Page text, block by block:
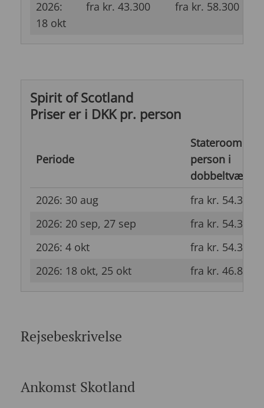
2026:
18 okt
fra kr. 43.300 fra kr. 58.300
Spirit of Scotland
Priser er i DKK pr. person
Periode
Stateroom pr.
person i
2026: 30 aug
fra kr. 54.300
2026: 20 sep, 27 sep
fra kr. 54.300
2026: 4 okt
fra kr. 54.300
2026: 18 okt, 25 okt
fra kr. 46.800
Rejsebeskrivelse
Ankomst Skotland